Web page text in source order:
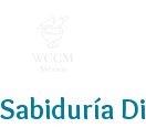
Sabiduría